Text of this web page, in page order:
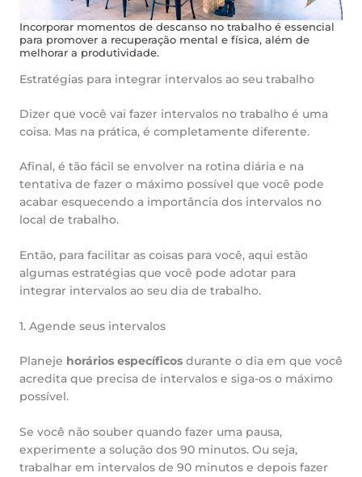
Incorporar momentos de descanso no trabalho é essencial
para promover a recuperação mental e física, além de
melhorar a produtividade.
Estratégias para integrar intervalos ao seu trabalho
Dizer que você vai fazer intervalos no trabalho é uma
coisa. Mas na prática, é completamente diferente.
Afinal, é tão fácil se envolver na rotina diária e na
tentativa de fazer o máximo possível que você pode
acabar esquecendo a importância dos intervalos no
local de trabalho.
Então, para facilitar as coisas para você, aqui estão
algumas estratégias que você pode adotar para
integrar intervalos ao seu dia de trabalho.
1. Agende seus intervalos
Planeje horários específicos durante o dia em que você
acredita que precisa de intervalos e siga-os o máximo
possível.
Se você não souber quando fazer uma pausa,
experimente a solução dos 90 minutos. Ou seja,
trabalhar em intervalos de 90 minutos e depois fazer